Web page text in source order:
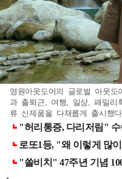
영원아웃도어의 글로벌 아웃
과 출퇴근, 여행, 일상, 패밀리
류 신제품을 다채롭게 출시했